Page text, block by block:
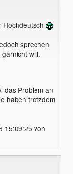
Hochdeutsch
sprechen
will.
das Problem an
haben trotzdem
15:09:25 von